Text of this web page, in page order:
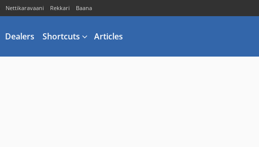
Nettikaravaani Rekkari Baana
Dealers Shortcuts Articles